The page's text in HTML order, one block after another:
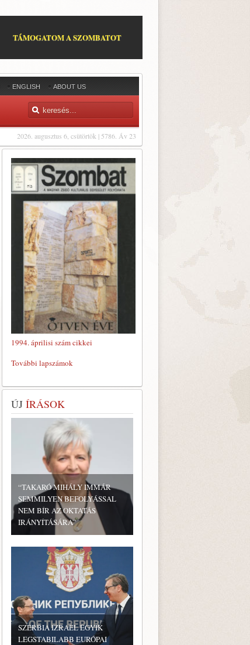
TÁMOGATOM A SZOMBATOT
ENGLISH ABOUT US
2026. augusztus 6, csütörtök | 5786. Áv 23
1994. áprilisi szám cikkei
További lapszámok
ÚJ ÍRÁSOK
“TAKARÓ MIHÁLY IMMÁR
SEMMILYEN BEFOLYÁSSAL
NEM BÍR AZ OKTATÁS
IRÁNYÍTÁSÁRA”
SZERBIA IZRAEL EGYIK
LEGSTABILABB EURÓPAI